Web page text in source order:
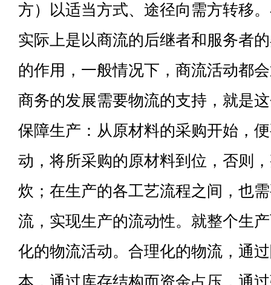
方）以适当方式、途径向需方转移
实际上是以商流的后继者和服务者
的作用，一般情况下，商流活动都
商务的发展需要物流的支持，就是
保障生产：从原材料的采购开始，
动，将所采购的原材料到位，否则
炊；在生产的各工艺流程之间，也
流，实现生产的流动性。就整个生
化的物流活动。合理化的物流，通
本，通过库存结构而资金占压，通